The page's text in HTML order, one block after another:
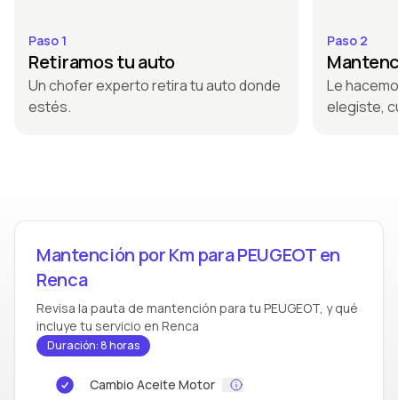
Paso 1
Retiramos tu auto
Un chofer experto retira tu auto donde
estés.
Paso 2
Le
elegiste,
Mantención por Km para PEUGEOT en
Renca
Revisa la pauta de mantención para tu PEUGEOT, y qué
incluye tu servicio en Renca
Duración: 8 horas
Cambio Aceite Motor